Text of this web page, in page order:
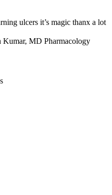
ulcers it’s magic thanx a lot
Kumar, MD Pharmacology